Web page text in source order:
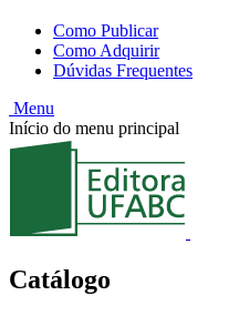
Como Publicar
Como Adquirir
Dúvidas Frequentes
Menu
Início do menu principal
Catálogo